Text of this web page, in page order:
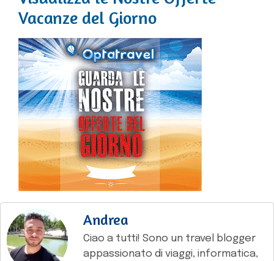
Vacanze del Giorno
Andrea
Ciao a tutti! Sono un travel blogger
appassionato di viaggi, informatica,